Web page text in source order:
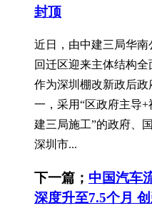
封顶
近日，由中建三局华南
回迁区迎来主体结构
作为深圳棚改新政后
一，采用“区政府主导
建三局施工”的政府、
深圳市...
下一篇； 中国汽车
深度升至7.5个月